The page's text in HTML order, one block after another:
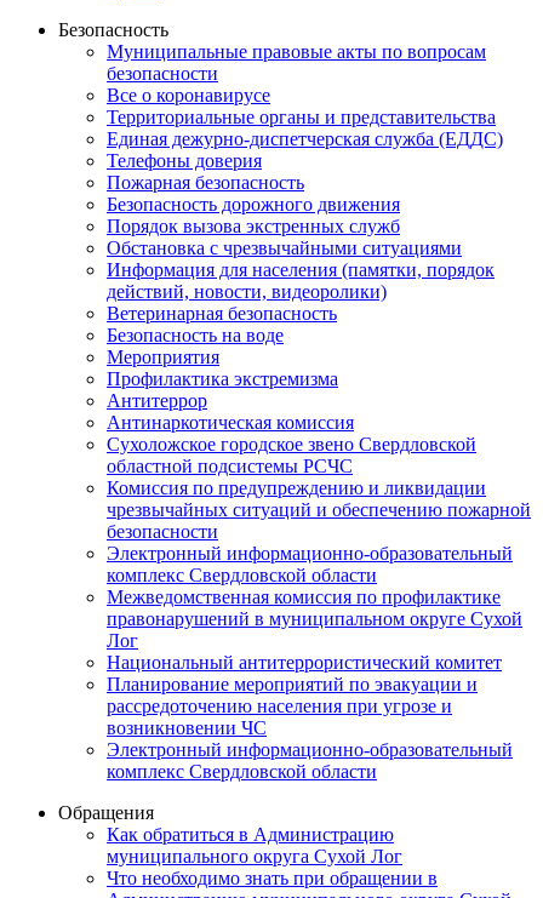
Безопасность
Муниципальные правовые акты по вопросам
безопасности
Все о коронавирусе
Территориальные органы и представительства
Единая дежурно-диспетчерская служба (ЕДДС)
Телефоны доверия
Пожарная безопасность
Безопасность дорожного движения
Порядок вызова экстренных служб
Обстановка с чрезвычайными ситуациями
Информация для населения (памятки, порядок
действий, новости, видеоролики)
Ветеринарная безопасность
Безопасность на воде
Мероприятия
Профилактика экстремизма
Антитеррор
Антинаркотическая комиссия
Сухоложское городское звено Свердловской
областной подсистемы РСЧС
Комиссия по предупреждению и ликвидации
чрезвычайных ситуаций и обеспечению пожарной
безопасности
Электронный информационно-образовательный
комплекс Cвердловской области
Межведомственная комиссия по профилактике
правонарушений в муниципальном округе Сухой
Лог
Национальный антитеррористический комитет
Планирование мероприятий по эвакуации и
рассредоточению населения при угрозе и
возникновении ЧС
Электронный информационно-образовательный
комплекс Свердловской области
Обращения
Как обратиться в Администрацию
муниципального округа Сухой Лог
Что необходимо знать при обращении в